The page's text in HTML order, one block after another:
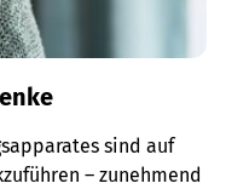
sind auf
– zunehmend